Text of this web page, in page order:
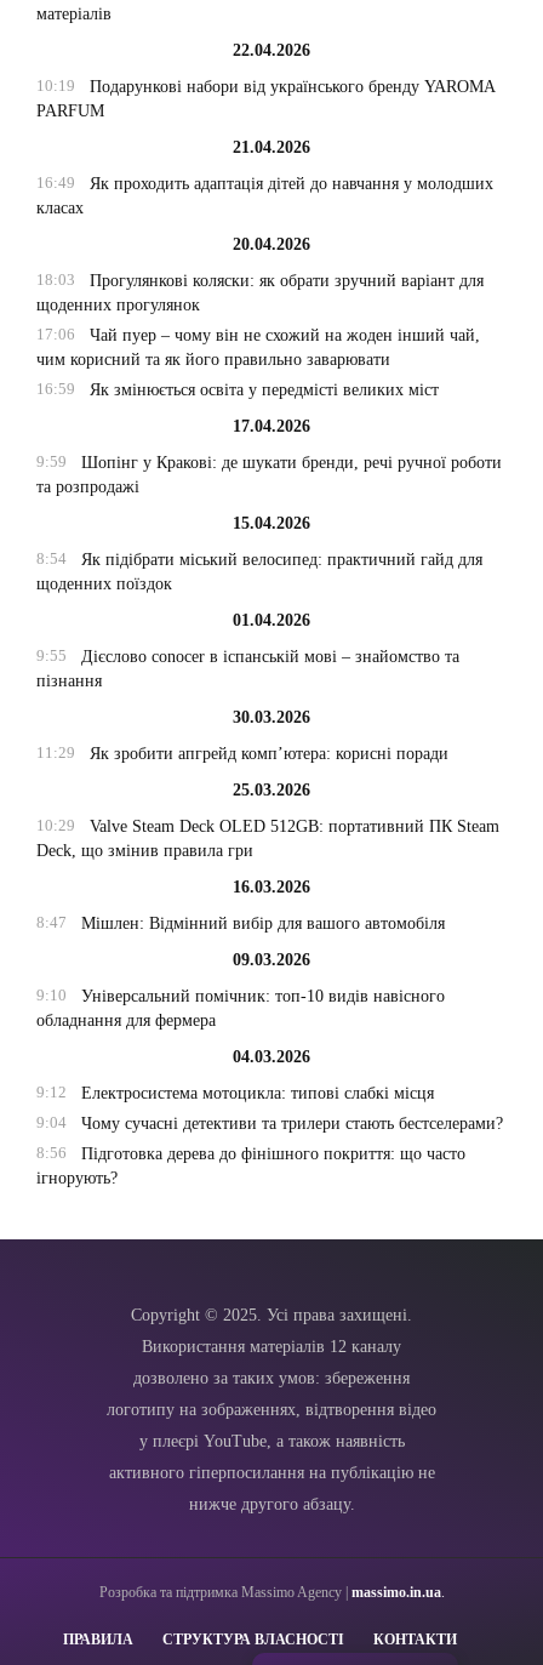
матеріалів
22.04.2026
10:19
Подарункові набори від українського бренду YAROMA
PARFUM
21.04.2026
16:49
Як проходить адаптація дітей до навчання у молодших
класах
20.04.2026
18:03
Прогулянкові коляски: як обрати зручний варіант для
щоденних прогулянок
17:06
Чай пуер – чому він не схожий на жоден інший чай,
чим корисний та як його правильно заварювати
16:59
Як змінюється освіта у передмісті великих міст
17.04.2026
9:59
Шопінг у Кракові: де шукати бренди, речі ручної роботи
та розпродажі
15.04.2026
8:54
Як підібрати міський велосипед: практичний гайд для
щоденних поїздок
01.04.2026
9:55
Дієслово conocer в іспанській мові – знайомство та
пізнання
30.03.2026
11:29
Як зробити апгрейд комп’ютера: корисні поради
25.03.2026
10:29
Valve Steam Deck OLED 512GB: портативний ПК Steam
Deck, що змінив правила гри
16.03.2026
8:47
Мішлен: Відмінний вибір для вашого автомобіля
09.03.2026
9:10
Універсальний помічник: топ-10 видів навісного
обладнання для фермера
04.03.2026
9:12
Електросистема мотоцикла: типові слабкі місця
9:04
Чому сучасні детективи та трилери стають бестселерами?
8:56
Підготовка дерева до фінішного покриття: що часто
ігнорують?
Copyright © 2025. Усі права захищені.
Використання матеріалів 12 каналу
дозволено за таких умов: збереження
логотипу на зображеннях, відтворення відео
у плеєрі YouTube, а також наявність
активного гіперпосилання на публікацію не
нижче другого абзацу.
Розробка та підтримка Massimo Agency | massimo.in.ua.
ПРАВИЛА СТРУКТУРА ВЛАСНОСТІ КОНТАКТИ